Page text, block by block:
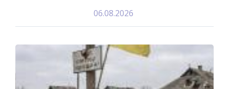
06.08.2026